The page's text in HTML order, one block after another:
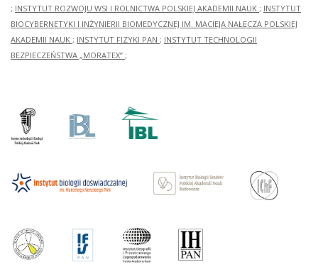
; INSTYTUT ROZWOJU WSI I ROLNICTWA POLSKIEJ AKADEMII NAUK ; INSTYTUT
BIOCYBERNETYKI I INŻYNIERII BIOMEDYCZNEJ IM. MACIEJA NAŁĘCZA POLSKIEJ
AKADEMII NAUK ; INSTYTUT FIZYKI PAN ; INSTYTUT TECHNOLOGII
BEZPIECZEŃSTWA „MORATEX” ;